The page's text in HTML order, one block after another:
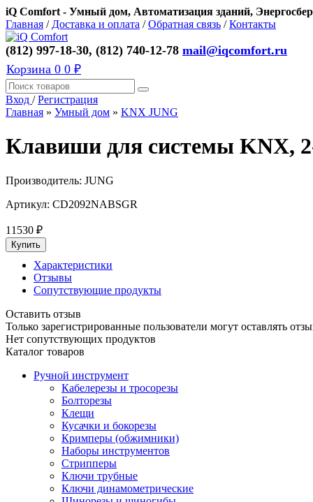
iQ Comfort - Умный дом, Автоматизация зданий,
Главная / Доставка и оплата /Обратная связь /Контакты
(812) 997-18-30, (812) 740-12-78 mail@iqcomfort.ru
Корзина 0 0 ₽
Вход /Регистрация
Главная » Умный дом » KNX JUNG
Клавиши для системы KNX,
Производитель: JUNG
Артикул: CD2092NABSGR
11530 ₽
Характеристики
Отзывы
Сопутствующие продукты
Оставить отзыв
Только зарегистрированные пользователи могут оставлять
Нет сопутствующих продуктов
Каталог товаров
Ручной инструмент
Кабелерезы и тросорезы
Болторезы
Клещи
Кусачки и бокорезы
Кримперы (обжимники)
Наборы инструментов
Стрипперы
Ключи трубные
Ключи динамометрические